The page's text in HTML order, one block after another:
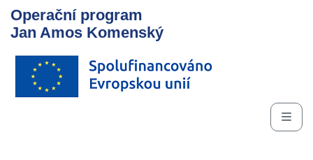
Operační program
Jan Amos Komenský